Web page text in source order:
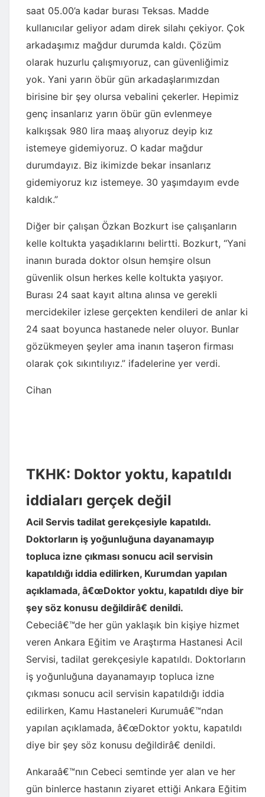
saat 05.00’a kadar burası Teksas. Madde
kullanıcılar geliyor adam direk silahı çekiyor. Çok
arkadaşımız mağdur durumda kaldı. Çözüm
olarak huzurlu çalışmıyoruz, can güvenliğimiz
yok. Yani yarın öbür gün arkadaşlarımızdan
birisine bir şey olursa vebalini çekerler. Hepimiz
genç insanlarız yarın öbür gün evlenmeye
kalkışsak 980 lira maaş alıyoruz deyip kız
istemeye gidemiyoruz. O kadar mağdur
durumdayız. Biz ikimizde bekar insanlarız
gidemiyoruz kız istemeye. 30 yaşımdayım evde
kaldık.”
Diğer bir çalışan Özkan Bozkurt ise çalışanların
kelle koltukta yaşadıklarını belirtti. Bozkurt, “Yani
inanın burada doktor olsun hemşire olsun
güvenlik olsun herkes kelle koltukta yaşıyor.
Burası 24 saat kayıt altına alınsa ve gerekli
mercidekiler izlese gerçekten kendileri de anlar ki
24 saat boyunca hastanede neler oluyor. Bunlar
gözükmeyen şeyler ama inanın taşeron firması
olarak çok sıkıntılıyız.” ifadelerine yer verdi.
Cihan
TKHK: Doktor yoktu, kapatıldı
iddiaları gerçek değil
Acil Servis tadilat gerekçesiyle kapatıldı.
Doktorların iş yoğunluğuna dayanamayıp
topluca izne çıkması sonucu acil servisin
kapatıldığı iddia edilirken, Kurumdan yapılan
açıklamada, â€œDoktor yoktu, kapatıldı diye bir
şey söz konusu değildirâ€ denildi.
Cebeciâ€™de her gün yaklaşık bin kişiye hizmet
veren Ankara Eğitim ve Araştırma Hastanesi Acil
Servisi, tadilat gerekçesiyle kapatıldı. Doktorların
iş yoğunluğuna dayanamayıp topluca izne
çıkması sonucu acil servisin kapatıldığı iddia
edilirken, Kamu Hastaneleri Kurumuâ€™ndan
yapılan açıklamada, â€œDoktor yoktu, kapatıldı
diye bir şey söz konusu değildirâ€ denildi.
Ankaraâ€™nın Cebeci semtinde yer alan ve her
gün binlerce hastanın ziyaret ettiği Ankara Eğitim